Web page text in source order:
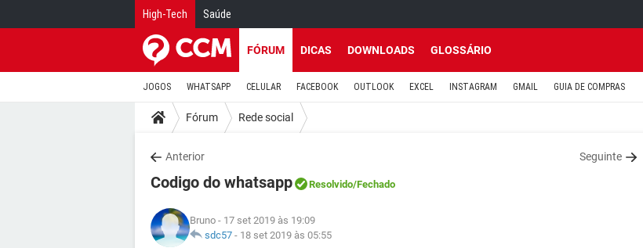
High-Tech Saúde
FÓRUM DICAS DOWNLOADS GLOSSÁRIO
JOGOS WHATSAPP CELULAR FACEBOOK OUTLOOK EXCEL INSTAGRAM GMAIL GUIA DE COMPRAS
Fórum Rede social
Anterior Seguinte
Codigo do whatsapp Resolvido/Fechado
Bruno - 17 set 2019 às 19:09
sdc57 - 18 set 2019 às 05:55